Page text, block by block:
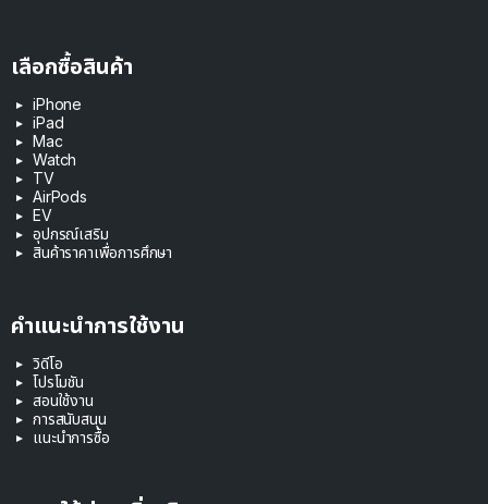
เลือกซื้อสินค้า
iPhone
iPad
Mac
Watch
TV
AirPods
EV
อุปกรณ์เสริม
สินค้าราคาเพื่อการศึกษา
คำแนะนำการใช้งาน
วิดีโอ
โปรโมชัน
สอนใช้งาน
การสนับสนุน
แนะนำการซื้อ